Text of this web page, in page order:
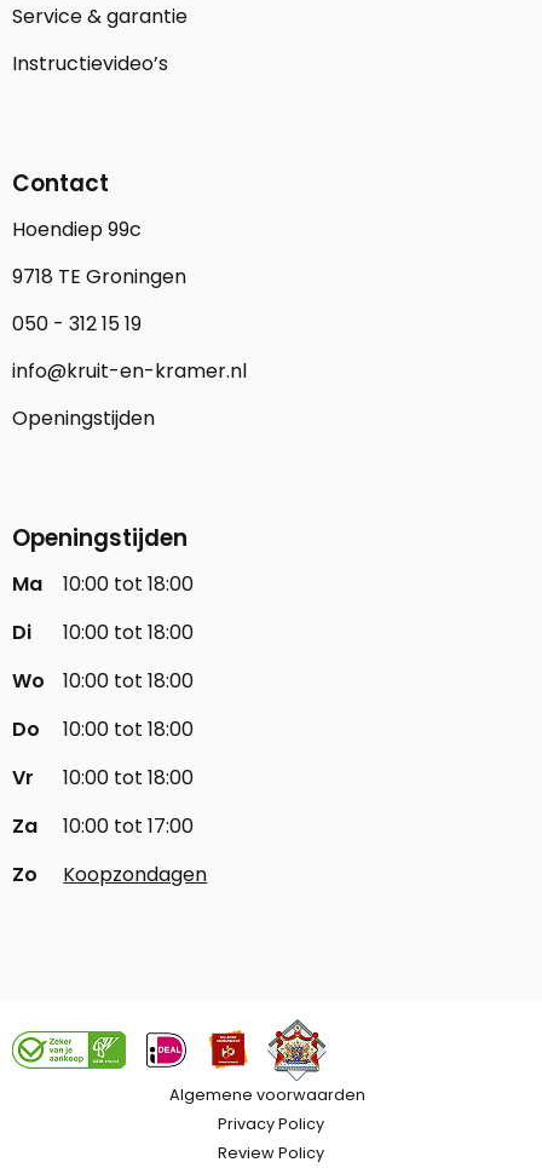
Service & garantie
Instructievideo’s
Contact
Hoendiep 99c
9718 TE Groningen
050 - 312 15 19
info@kruit-en-kramer.nl
Openingstijden
Openingstijden
Ma
10:00 tot 18:00
Di
10:00 tot 18:00
Wo
10:00 tot 18:00
Do
10:00 tot 18:00
Vr
10:00 tot 18:00
Za
10:00 tot 17:00
Zo
Koopzondagen
Algemene voorwaarden
Privacy Policy
Review Policy